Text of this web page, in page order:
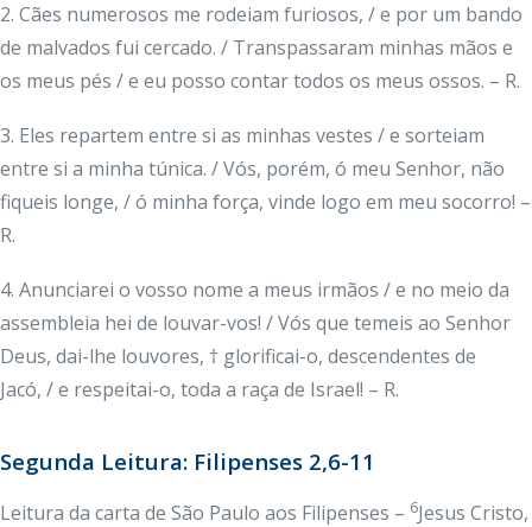
2. Cães numerosos me rodeiam furiosos, / e por um bando
de malvados fui cercado. / Transpassaram minhas mãos e
os meus pés / e eu posso contar todos os meus ossos. – R.
3. Eles repartem entre si as minhas vestes / e sorteiam
entre si a minha túnica. / Vós, porém, ó meu Senhor, não
fiqueis longe, / ó minha força, vinde logo em meu socorro! –
R.
4. Anunciarei o vosso nome a meus irmãos / e no meio da
assembleia hei de louvar-vos! / Vós que temeis ao Senhor
Deus, dai-lhe louvores, † glorificai-o, descendentes de
Jacó, / e respeitai-o, toda a raça de Israel! – R.
Segunda Leitura: Filipenses 2,6-11
Leitura da carta de São Paulo aos Filipenses – 6Jesus Cristo,